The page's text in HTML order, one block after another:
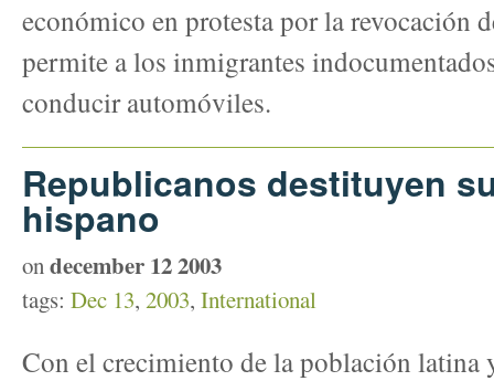
económico en protesta por la revocación
permite a los inmigrantes
conducir automóviles.
Republicanos destituyen
hispano
ondecember 12 2003
tags: Dec 13, 2003, International
Con el crecimiento de la población latina